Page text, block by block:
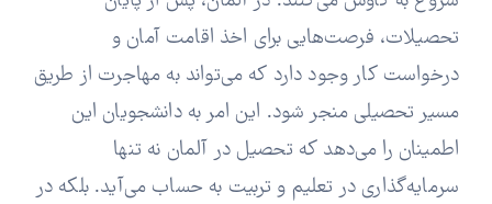
تحصیلات، فرصت‌هایی برای اخذ اقامت آمان و
درخواست کار وجود دارد که می‌تواند به مهاجرت از طریق
مسیر تحصیلی منجر شود. این امر به دانشجویان این
اطمینان را می‌دهد که تحصیل در آلمان نه تنها
سرمایه‌گذاری در تعلیم و تربیت به حساب می‌آید. بلکه در